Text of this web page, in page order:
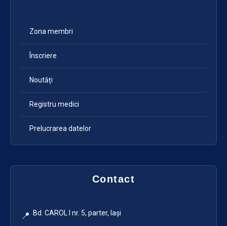
Zona membri
Înscriere
Noutăți
Registru medici
Prelucrarea datelor
Contact
📍 Bd. CAROL I nr. 5, parter, Iași